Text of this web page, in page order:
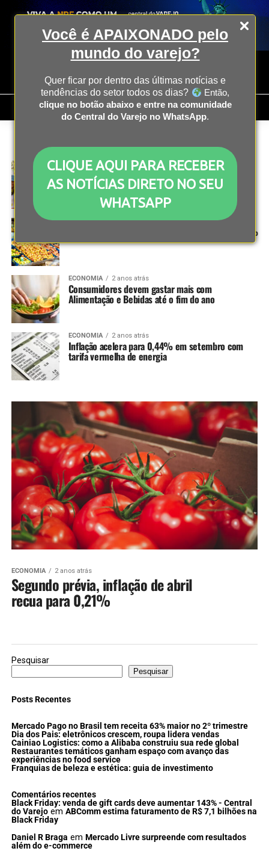
Você é APAIXONADO pelo
mundo do varejo?
Quer ficar por dentro das últimas notícias e
tendências do setor todos os dias?
Então,
clique no botão abaixo e entre na comunidade
do Central do Varejo no WhatsApp.
CLIQUE AQUI PARA RECEBER
AS NOTÍCIAS DIRETO NO SEU
WHATSAPP
All posts tagged "Alimentação e Bebidas"
ECONOMIA 1 ano atrás
Turismo deve movimentar R$ 12 bi com carnaval
2025
ECONOMIA 2 anos atrás
Prévia da inflação de novembro tem alta de 0,62%
ECONOMIA 2 anos atrás
Consumidores devem gastar mais com
Alimentação e Bebidas até o fim do ano
ECONOMIA 2 anos atrás
Inflação acelera para 0,44% em setembro com
tarifa vermelha de energia
ECONOMIA 2 anos atrás
Segundo prévia, inflação de abril
recua para 0,21%
Pesquisar
Pesquisar
Posts Recentes
Mercado Pago no Brasil tem receita 63% maior no 2º trimestre
Dia dos Pais: eletrônicos crescem, roupa lidera vendas
Cainiao Logistics: como a Alibaba construiu sua rede global
Restaurantes temáticos ganham espaço com avanço das
experiências no food service
Franquias de beleza e estética: guia de investimento
Comentários recentes
Black Friday: venda de gift cards deve aumentar 143% - Central
do Varejoem ABComm estima faturamento de R$ 7,1 bilhões na
Black Friday
Daniel R Braga em Mercado Livre surpreende com resultados
além do e-commerce